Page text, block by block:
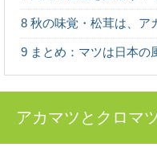
と物
日本人
ーズ。
日本人
ーズ。
8 秋の味覚・松茸は、ア
9 まとめ：マツは日本の
アカマツとクロマ